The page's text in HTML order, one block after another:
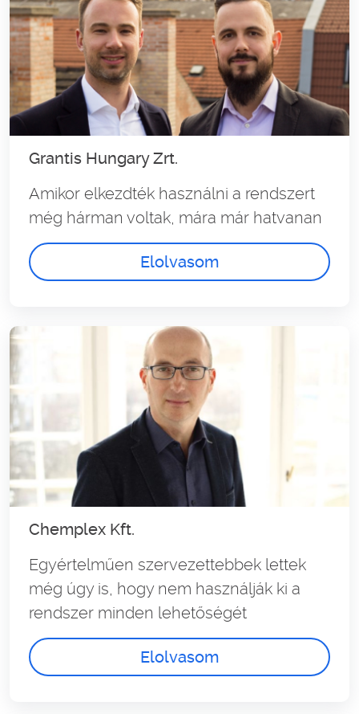
Grantis Hungary Zrt.
Amikor elkezdték használni a rendszert
még hárman voltak, mára már hatvanan
Elolvasom
Chemplex Kft.
Egyértelműen szervezettebbek lettek
még úgy is, hogy nem használják ki a
rendszer minden lehetőségét
Elolvasom